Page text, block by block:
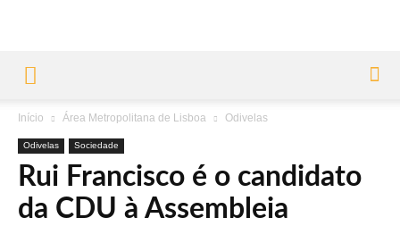
Início Área Metropolitana de Lisboa Odivelas
Odivelas Sociedade
Rui Francisco é o candidato
da CDU à Assembleia